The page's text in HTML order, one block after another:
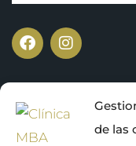
de las